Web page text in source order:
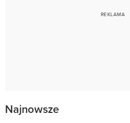
Najnowsze